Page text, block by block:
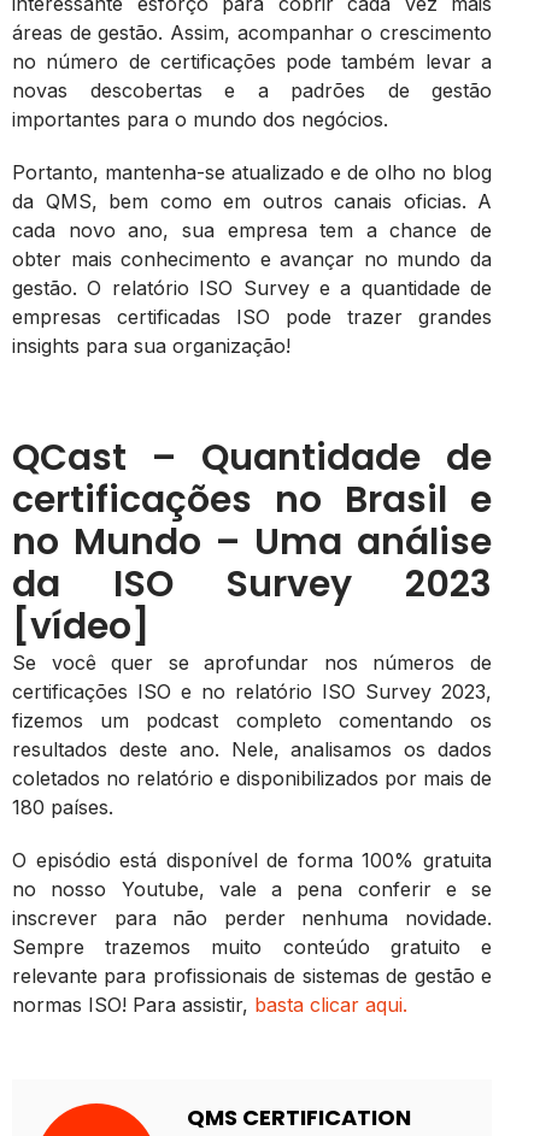
áreas de gestão. Assim, acompanhar o crescimento
no número de certificações pode também levar a
novas descobertas e a padrões de gestão
importantes para o mundo dos negócios.
Portanto, mantenha-se atualizado e de olho no blog
da QMS, bem como em outros canais oficias. A
cada novo ano, sua empresa tem a chance de
obter mais conhecimento e avançar no mundo da
gestão. O relatório ISO Survey e a quantidade de
empresas certificadas ISO pode trazer grandes
insights para sua organização!
QCast – Quantidade de
certificações no Brasil e
no Mundo – Uma análise
da ISO Survey 2023
[vídeo]
Se você quer se aprofundar nos números de
certificações ISO e no relatório ISO Survey 2023,
fizemos um podcast completo comentando os
resultados deste ano. Nele, analisamos os dados
coletados no relatório e disponibilizados por mais de
180 países.
O episódio está disponível de forma 100% gratuita
no nosso Youtube, vale a pena conferir e se
inscrever para não perder nenhuma novidade.
Sempre trazemos muito conteúdo gratuito e
relevante para profissionais de sistemas de gestão e
normas ISO! Para assistir, basta clicar aqui.
QMS CERTIFICATION